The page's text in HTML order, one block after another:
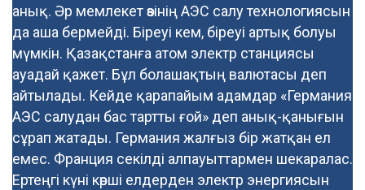
анық. Әр мемлекет өзінің АЭС салу технологиясын
да аша бермейді. Біреуі кем, біреуі артық болуы
мүмкін. Қазақстанға атом электр станциясы
ауадай қажет. Бұл болашақтың валютасы деп
айтылады. Кейде қарапайым адамдар «Германия
АЭС салудан бас тартты ғой» деп анық-қанығын
сұрап жатады. Германия жалғыз бір жатқан ел
емес. Франция секілді алпауыттармен шекаралас.
Ертеңгі күні көрші елдерден электр энергиясын